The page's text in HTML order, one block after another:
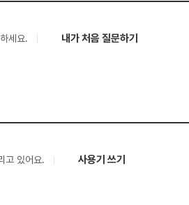
세요. 내가 처음 질문하기
고 있어요. 사용기 쓰기